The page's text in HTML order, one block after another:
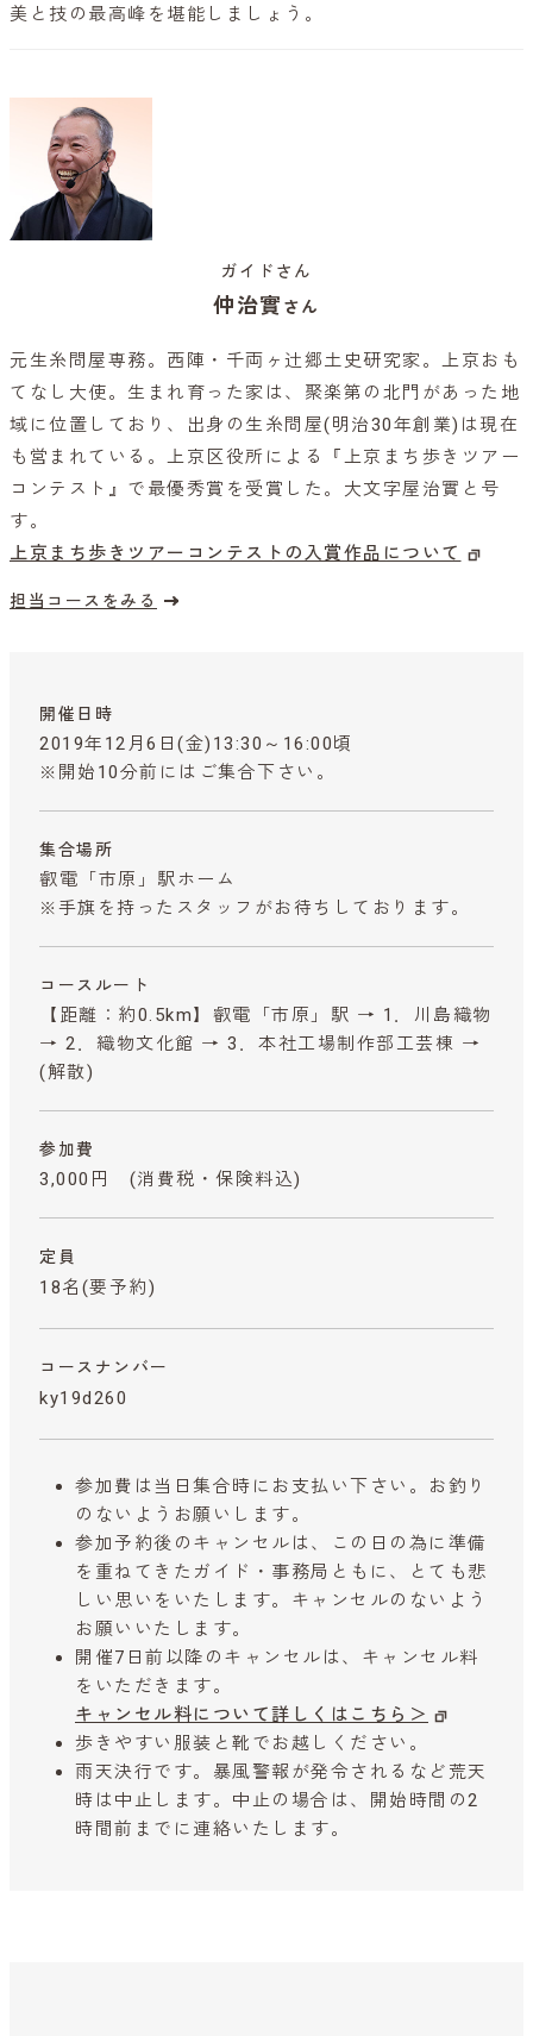
美と技の最高峰を堪能しましょう。
ガイドさん
仲治實 さん
元生糸問屋専務。西陣・千両ヶ辻郷土史研究家。上京おも
てなし大使。生まれ育った家は、聚楽第の北門があった地
域に位置しており、出身の生糸問屋(明治30年創業)は現在
も営まれている。上京区役所による『上京まち歩きツアー
コンテスト』で最優秀賞を受賞した。大文字屋治實と号
す。
上京まち歩きツアーコンテストの入賞作品について
担当コースをみる
開催日時
2019年12月6日(金)13:30～16:00頃
※開始10分前にはご集合下さい。
集合場所
叡電「市原」駅ホーム
※手旗を持ったスタッフがお待ちしております。
コースルート
【距離：約0.5km】叡電「市原」駅 → 1．川島織物
→ 2．織物文化館 → 3．本社工場制作部工芸棟 →
(解散)
参加費
3,000円 (消費税・保険料込)
定員
18名(要予約)
コースナンバー
ky19d260
参加費は当日集合時にお支払い下さい。お釣り
のないようお願いします。
参加予約後のキャンセルは、この日の為に準備
を重ねてきたガイド・事務局ともに、とても悲
しい思いをいたします。キャンセルのないよう
お願いいたします。
開催7日前以降のキャンセルは、キャンセル料
をいただきます。
キャンセル料について詳しくはこちら＞
歩きやすい服装と靴でお越しください。
雨天決行です。暴風警報が発令されるなど荒天
時は中止します。中止の場合は、開始時間の2
時間前までに連絡いたします。